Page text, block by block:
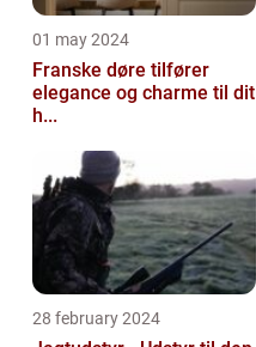
01 may 2024
Franske døre tilfører
elegance og charme til dit
h...
28 february 2024